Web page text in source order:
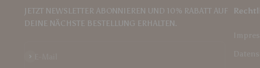
JETZT NEWSLETTER ABONNIEREN UND 10% RABATT AUF
DEINE NÄCHSTE BESTELLUNG ERHALTEN.
Abonnieren